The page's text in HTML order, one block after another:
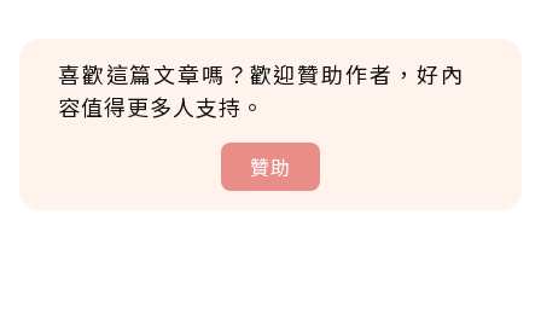
喜歡這篇文章嗎？歡迎贊助作者，好內
容值得更多人支持。
贊助